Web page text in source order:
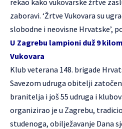
rekao kako vukovarske žrtve
zaboravi. ‘Žrtve Vukovara su
slobodne i neovisne Hrvatske’,
U Zagrebu lampioni duž 9
Vukovara
Klub veterana 148. brigade
Savezom udruga obitelji
branitelja i još 55 udruga i
organizirao je u Zagrebu,
studenoga, obilježavanje Dana